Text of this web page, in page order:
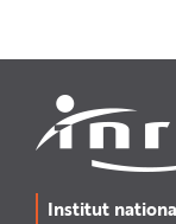
Institut